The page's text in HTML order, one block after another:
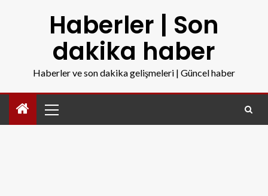
Haberler | Son
dakika haber
Haberler ve son dakika gelişmeleri | Güncel haber